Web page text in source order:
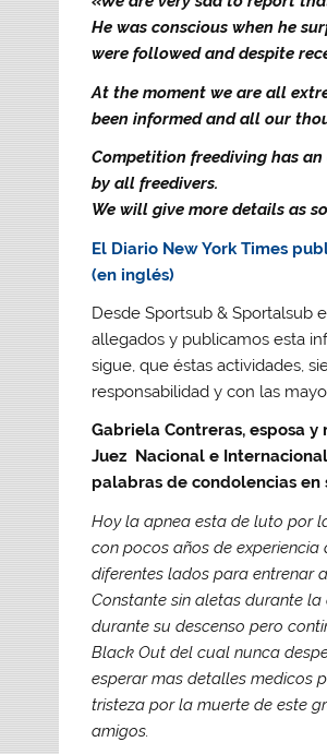
He was conscious when he
were followed and despite
At the moment we are all
been informed and all our
Competition freediving has
by all freedivers.
We will give more details as
El Diario New York Times
(en inglés)
Desde Sportsub & Sportalsub
allegados y publicamos esta
sigue, que éstas actividades,
responsabilidad y con las
Gabriela Contreras, esposa
Juez Nacional e
palabras de condolencias en
Hoy la apnea esta de luto por
con pocos años de
diferentes lados para entrenar
Constante sin aletas durante
durante su descenso pero
Black Out del cual nunca
esperar mas detalles medicos
tristeza por la muerte de este
amigos.